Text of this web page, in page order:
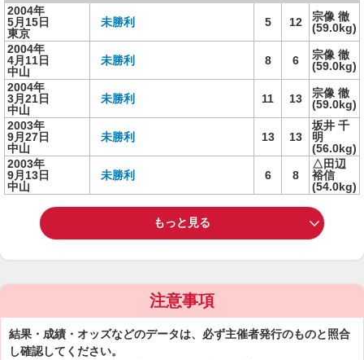
2004年
5月15日
東京
未勝利 5 12
宗像 徹
(59.0kg)
2004年
4月11日
中山
未勝利 8 6
宗像 徹
(59.0kg)
2004年
3月21日
中山
未勝利 11 13
宗像 徹
(59.0kg)
2003年
9月27日
中山
未勝利 13 13
坂井 千
明
(56.0kg)
2003年
9月13日
中山
未勝利 6 8
△田辺
裕信
(54.0kg)
もっと見る
注意事項
結果・成績・オッズなどのデータは、必ず主催者発行のものと照合
し確認してください。